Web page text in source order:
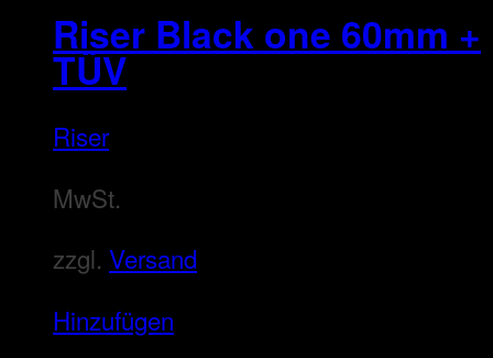
Riser Black one 60mm +
TÜV
Riser
MwSt.
zzgl. Versand
Hinzufügen